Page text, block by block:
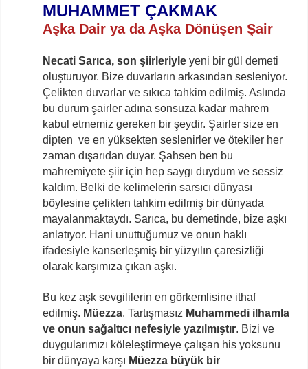
MUHAMMET ÇAKMAK
Aşka Dair ya da Aşka Dönüşen Şair
Necati Sarıca, son şiirleriyle yeni bir gül demeti
oluşturuyor. Bize duvarların arkasından sesleniyor.
Çelikten duvarlar ve sıkıca tahkim edilmiş. Aslında
bu durum şairler adına sonsuza kadar mahrem
kabul etmemiz gereken bir şeydir. Şairler size en
dipten ve en yüksekten seslenirler ve ötekiler her
zaman dışarıdan duyar. Şahsen ben bu
mahremiyete şiir için hep saygı duydum ve sessiz
kaldım. Belki de kelimelerin sarsıcı dünyası
böylesine çelikten tahkim edilmiş bir dünyada
mayalanmaktaydı. Sarıca, bu demetinde, bize aşkı
anlatıyor. Hani unuttuğumuz ve onun haklı
ifadesiyle kanserleşmiş bir yüzyılın çaresizliği
olarak karşımıza çıkan aşkı.
Bu kez aşk sevgililerin en görkemlisine ithaf
edilmiş. Müezza. Tartışmasız Muhammedi ilhamla
ve onun sağaltıcı nefesiyle yazılmıştır. Bizi ve
duygularımızı köleleştirmeye çalışan his yoksunu
bir dünyaya karşı Müezza büyük bir